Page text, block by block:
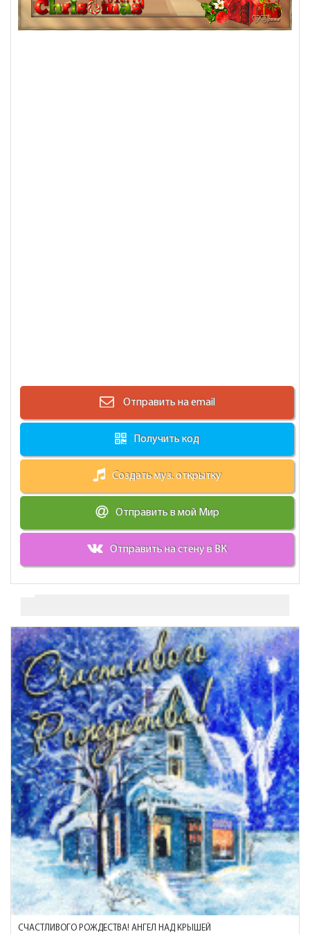
Отправить на email
Получить код
Создать муз. открытку
Отправить в мой Мир
Отправить на стену в ВК
СЧАСТЛИВОГО РОЖДЕСТВА! АНГЕЛ НАД КРЫШЕЙ